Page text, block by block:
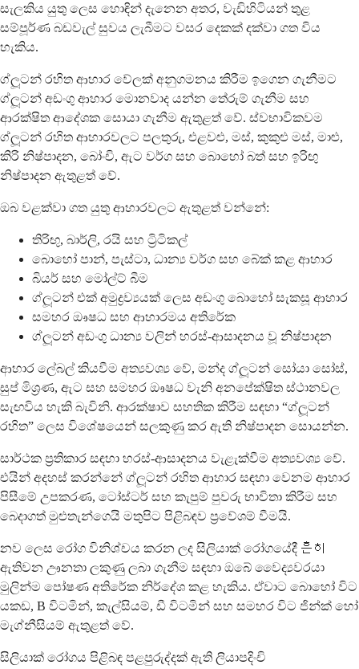
සැලකිය යුතු ලෙස හොඳින් දැනෙන අතර, වැඩිහිටියන් තුළ
සම්පූර්ණ බඩවැල් සුවය ලැබීමට වසර දෙකක් දක්වා ගත විය
හැකිය.
ග්ලූටන් රහිත ආහාර වේලක් අනුගමනය කිරීම ඉගෙන ගැනීමට
ග්ලූටන් අඩංගු ආහාර මොනවාද යන්න තේරුම් ගැනීම සහ
ආරක්ෂිත ආදේශක සොයා ගැනීම ඇතුළත් වේ. ස්වභාවිකවම
ග්ලූටන් රහිත ආහාරවලට පලතුරු, එළවළු, මස්, කුකුළු මස්, මාළු,
කිරි නිෂ්පාදන, බෝංචි, ඇට වර්ග සහ බොහෝ බත් සහ ඉරිඟු
නිෂ්පාදන ඇතුළත් වේ.
ඔබ වළක්වා ගත යුතු ආහාරවලට ඇතුළත් වන්නේ:
තිරිඟු, බාර්ලි, රයි සහ ට්‍රිටිකල්
බොහෝ පාන්, පැස්ටා, ධාන්‍ය වර්ග සහ බේක් කළ ආහාර
බියර් සහ මෝල්ට් බීම
ග්ලූටන් එක් අමුද්‍රව්‍යයක් ලෙස අඩංගු බොහෝ සැකසූ ආහාර
සමහර ඖෂධ සහ ආහාරමය අතිරේක
ග්ලූටන් අඩංගු ධාන්‍ය වලින් හරස්-ආසාදනය වූ නිෂ්පාදන
ආහාර ලේබල් කියවීම අත්‍යවශ්‍ය වේ, මන්ද ග්ලූටන් සෝයා සෝස්,
සුප් මිශ්‍රණ, ඇට සහ සමහර ඖෂධ වැනි අනපේක්ෂිත ස්ථානවල
සැඟවිය හැකි බැවිනි. ආරක්ෂාව සහතික කිරීම සඳහා “ග්ලූටන්
රහිත” ලෙස විශේෂයෙන් සලකුණු කර ඇති නිෂ්පාදන සොයන්න.
සාර්ථක ප්‍රතිකාර සඳහා හරස්-ආසාදනය වැළැක්වීම අත්‍යවශ්‍ය වේ.
එයින් අදහස් කරන්නේ ග්ලූටන් රහිත ආහාර සඳහා වෙනම ආහාර
පිසීමේ උපකරණ, ටෝස්ටර් සහ කැපුම් පුවරු භාවිතා කිරීම සහ
බෙදාගත් මුළුතැන්ගෙයි මතුපිට පිළිබඳව ප්‍රවේශම් වීමයි.
නව ලෙස රෝග විනිශ්චය කරන ලද සිලියාක් රෝගයේදී 흔히
ඇතිවන ඌනතා ලකුණු ලබා ගැනීම සඳහා ඔබේ වෛද්‍යවරයා
මුලින්ම පෝෂණ අතිරේක නිර්දේශ කළ හැකිය. ඒවාට බොහෝ විට
යකඩ, B විටමින්, කැල්සියම්, ඩී විටමින් සහ සමහර විට ජින්ක් හෝ
මැග්නීසියම් ඇතුළත් වේ.
සිලියාක් රෝගය පිළිබඳ පළපුරුද්දක් ඇති ලියාපදිංචි